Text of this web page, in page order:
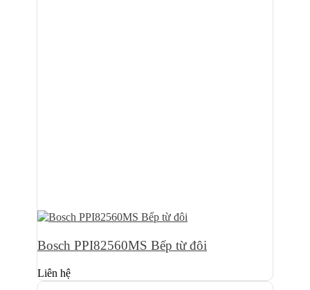
Bosch PPI82560MS Bếp từ đôi
Liên hệ